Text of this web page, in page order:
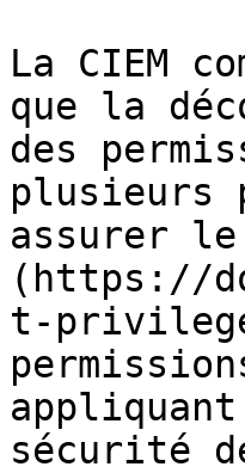
La CIEM
que la
des
plusieurs
assurer
(https://
t-
sécurité